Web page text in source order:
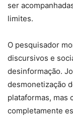
ser
limites.
O pesquisador
discursivos e
desinformação.
desmonetização
plataformas, mas
completamente